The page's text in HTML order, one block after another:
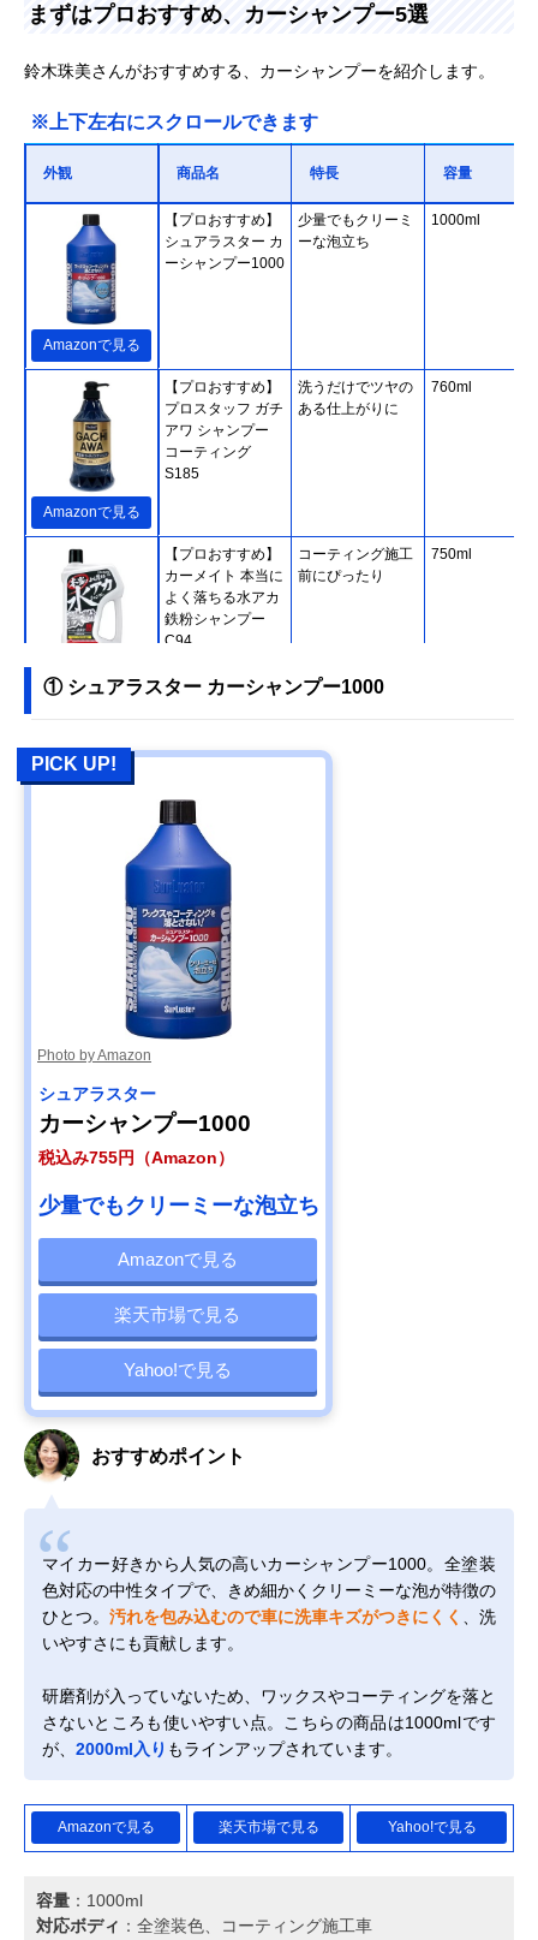
まずはプロおすすめ、カーシャンプー5選
鈴木珠美さんがおすすめする、カーシャンプーを紹介します。
※上下左右にスクロールできます
外観 商品名 特長 容量
Amazonで見る
【プロおすすめ】
シュアラスター カ
ーシャンプー1000
少量でもクリーミ
ーな泡立ち
1000ml
Amazonで見る
【プロおすすめ】
プロスタッフ ガチ
アワ シャンプー
コーティング
S185
洗うだけでツヤの
ある仕上がりに
760ml
Amazonで見る
【プロおすすめ】
カーメイト 本当に
よく落ちる水アカ
鉄粉シャンプー
C94
コーティング施工
前にぴったり
750ml
Amazonで見る
【プロおすすめ】
ペルシード ドロッ
プシャンプー（撥
水コーティングカ
ーシャンプー濃縮
タイプ） PCD-
100
① シュアラスター カーシャンプー1000
PICK UP!
Photo by Amazon
シュアラスター
カーシャンプー1000
税込み755円（Amazon）
少量でもクリーミーな泡立ち
Amazonで見る
楽天市場で見る
Yahoo!で見る
おすすめポイント
マイカー好きから人気の高いカーシャンプー1000。全塗装
色対応の中性タイプで、きめ細かくクリーミーな泡が特徴の
ひとつ。 汚れを包み込むので車に洗車キズがつきにくく
、洗
いやすさにも貢献します。
研磨剤が入っていないため、ワックスやコーティングを落と
さないところも使いやすい点。こちらの商品は1000mlです
が、 2000ml入り もラインアップされています。
Amazonで見る 楽天市場で見る Yahoo!で見る
容量 ：1000ml
対応ボディ ：全塗装色、コーティング施工車